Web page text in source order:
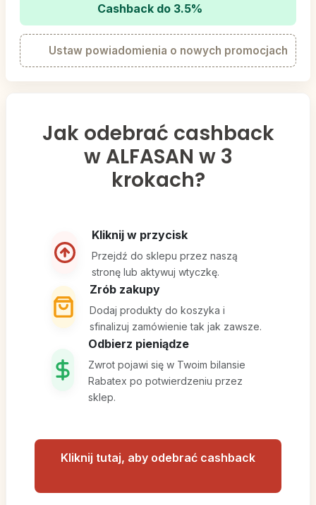
Cashback do 3.5%
Ustaw powiadomienia o nowych promocjach
Jak odebrać cashback
w ALFASAN w 3
krokach?
Kliknij w przycisk
Przejdź do sklepu przez naszą
stronę lub aktywuj wtyczkę.
Zrób zakupy
Dodaj produkty do koszyka i
sfinalizuj zamówienie tak jak zawsze.
Odbierz pieniądze
Zwrot pojawi się w Twoim bilansie
Rabatex po potwierdzeniu przez
sklep.
Kliknij tutaj, aby odebrać cashback